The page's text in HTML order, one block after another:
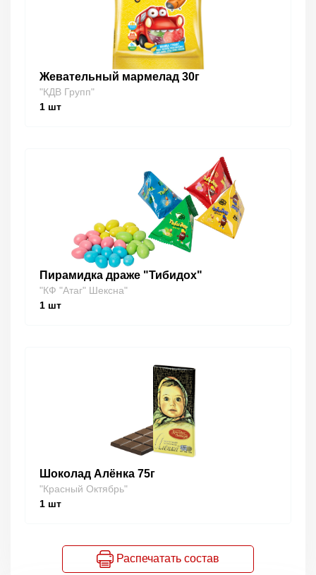
Жевательный мармелад 30г
"КДВ Групп"
1 шт
Пирамидка драже "Тибидох"
"КФ "Атаг" Шексна"
1 шт
Шоколад Алёнка 75г
"Красный Октябрь"
1 шт
Распечатать состав